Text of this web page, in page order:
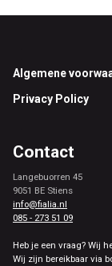
Footer
Algemene
Privacy Policy
Contact
Langebuorren 45
9051 BE Stiens
info@fialia.nl
085 - 273 51 09
Heb je een vraag? Wij
Wij zijn bereikbaar via